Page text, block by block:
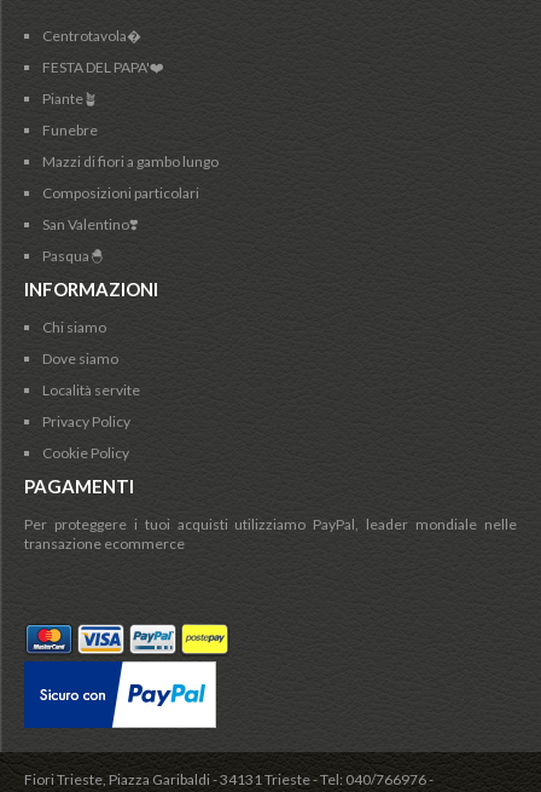
Centrotavola�
FESTA DEL PAPA'❤️
Piante🪴
Funebre
Mazzi di fiori a gambo lungo
Composizioni particolari
San Valentino❣️
Pasqua🐣
INFORMAZIONI
Chi siamo
Dove siamo
Località servite
Privacy Policy
Cookie Policy
PAGAMENTI
Per proteggere i tuoi acquisti utilizziamo PayPal, leader mondiale nelle
transazione ecommerce
Fiori Trieste, Piazza Garibaldi - 34131 Trieste - Tel: 040/766976 -